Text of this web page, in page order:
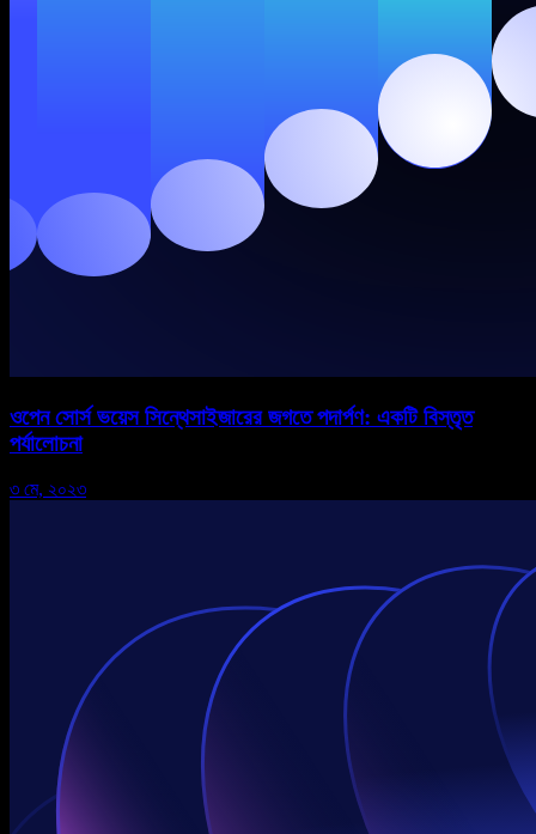
ওপেন সোর্স ভয়েস সিন্থেসাইজারের জগতে পদার্পণ: একটি বিস্তৃত
পর্যালোচনা
৩ মে, ২০২৩